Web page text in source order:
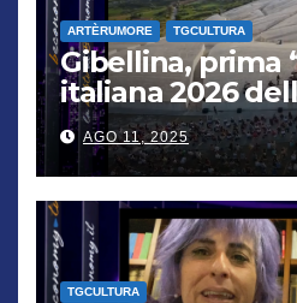
ARTÈRUMORE TGCULTURA
Gibellina, prima
italiana 2026
AGO 11, 2025
TGCULTURA